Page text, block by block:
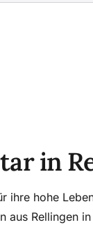
in
ihre hohe
aus Rellingen